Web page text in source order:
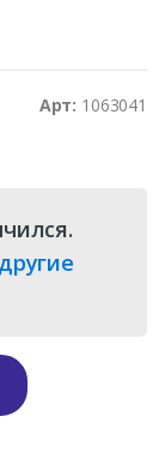
Арт: 1063041
другие